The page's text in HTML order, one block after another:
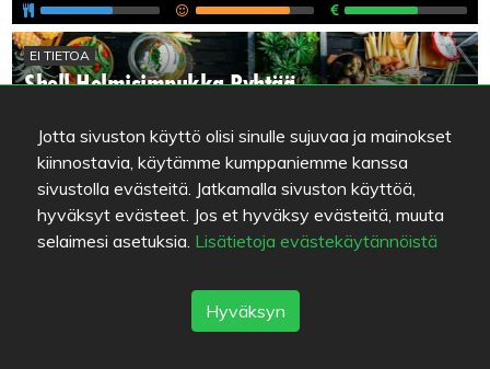
Jotta sivuston käyttö olisi sinulle sujuvaa ja mainokset
kiinnostavia, käytämme kumppaniemme kanssa
sivustolla evästeitä. Jatkamalla sivuston käyttöä,
hyväksyt evästeet. Jos et hyväksy evästeitä, muuta
selaimesi asetuksia. Lisätietoja evästekäytännöistä
Hyväksyn
EI TIETOA
Shell Helmisimpukka Pyhtää 2
EI TIETOA
ABC Pyhtää / Majakka -